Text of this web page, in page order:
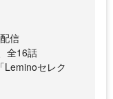
信
全16話
Leminoセレク